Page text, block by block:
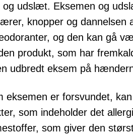
og udslæt. Eksemen og
knopper og dannelsen
og den kan gå
produkt, som har
udbredt eksem på
eksemen er forsvundet,
som indeholder det
som giver den